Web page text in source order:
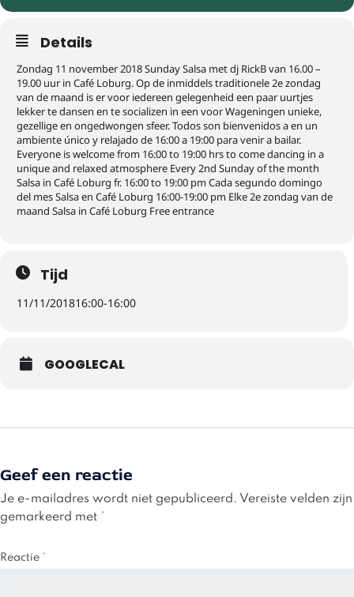
Details
Zondag 11 november 2018 Sunday Salsa met dj RickB van 16.00 –
19.00 uur in Café Loburg. Op de inmiddels traditionele 2e zondag
van de maand is er voor iedereen gelegenheid een paar uurtjes
lekker te dansen en te socializen in een voor Wageningen unieke,
gezellige en ongedwongen sfeer. Todos son bienvenidos a en un
ambiente único y relajado de 16:00 a 19:00 para venir a bailar.
Everyone is welcome from 16:00 to 19:00 hrs to come dancing in a
unique and relaxed atmosphere Every 2nd Sunday of the month
Salsa in Café Loburg fr. 16:00 to 19:00 pm Cada segundo domingo
del mes Salsa en Café Loburg 16:00-19:00 pm Elke 2e zondag van de
maand Salsa in Café Loburg Free entrance
Tijd
11/11/201816:00-16:00
GOOGLECAL
Geef een reactie
Je e-mailadres wordt niet gepubliceerd. Vereiste velden zijn
gemarkeerd met *
Reactie *